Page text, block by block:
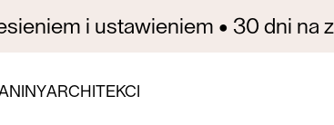
i ustawieniem • 30 dni na
ARCHITEKCI